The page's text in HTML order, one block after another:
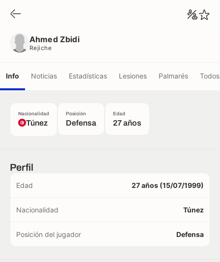
Ahmed Zbidi
Rejiche
Info Noticias Estadísticas Lesiones Palmarés
Nacionalidad
Túnez
Posición
Defensa
Edad
27 años
Perfil
Edad 27 años (15/07/1999)
Nacionalidad Túnez
Posición del jugador Defensa